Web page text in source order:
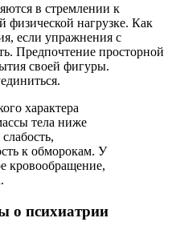
в стремлении к
нагрузке. Как
если упражнения с
Предпочтение просторной
своей фигуры.
характера
тела ниже
к обморокам. У
кровообращение,
о психиатрии